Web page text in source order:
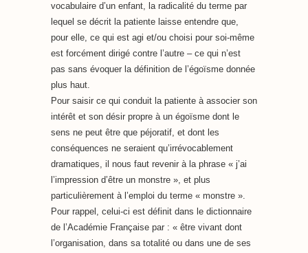
vocabulaire d’un enfant, la radicalité du terme par
lequel se décrit la patiente laisse entendre que,
pour elle, ce qui est agi et/ou choisi pour soi-même
est forcément dirigé contre l’autre – ce qui n’est
pas sans évoquer la définition de l’égoïsme donnée
plus haut.
Pour saisir ce qui conduit la patiente à associer son
intérêt et son désir propre à un égoïsme dont le
sens ne peut être que péjoratif, et dont les
conséquences ne seraient qu’irrévocablement
dramatiques, il nous faut revenir à la phrase « j’ai
l’impression d’être un monstre », et plus
particulièrement à l’emploi du terme « monstre ».
Pour rappel, celui-ci est définit dans le dictionnaire
de l’Académie Française par : « être vivant dont
l’organisation, dans sa totalité ou dans une de ses